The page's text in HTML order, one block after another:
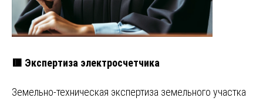
🟥 Экспертиза электросчетчика
Земельно-техническая экспертиза земельного участка